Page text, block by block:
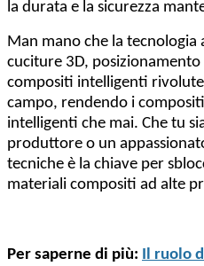
la durata e la sicurezza
Man mano che la
cuciture 3D,
compositi intelligenti
campo, rendendo i
intelligenti che mai. Che tu
produttore o un
tecniche è la chiave per
materiali compositi ad alte
Per saperne di più:
Il ruolo